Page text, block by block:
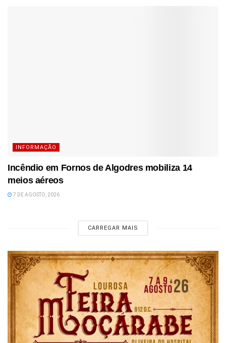
INFORMAÇÃO
Incêndio em Fornos de Algodres mobiliza 14
meios aéreos
7 DE AGOSTO, 2026
CARREGAR MAIS